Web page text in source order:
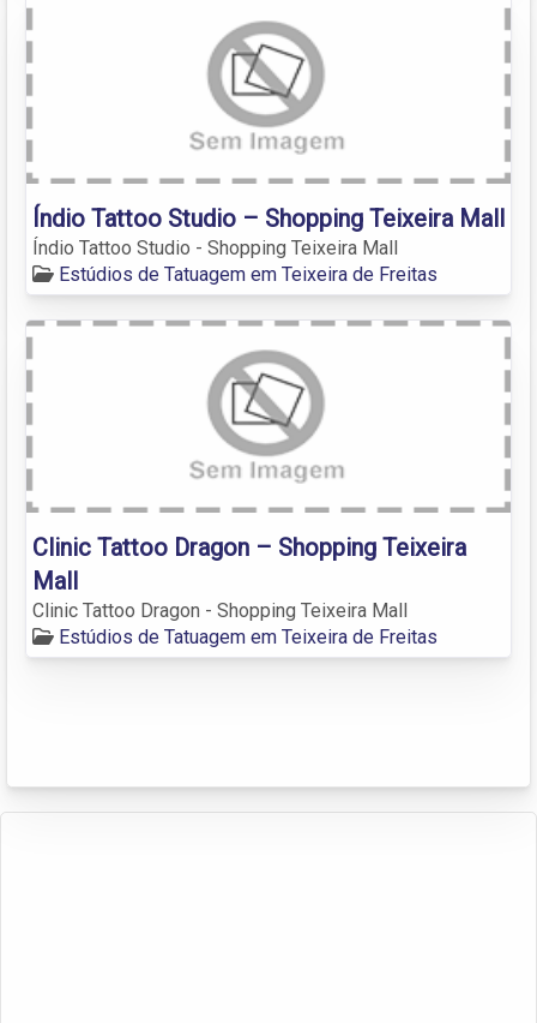
Índio Tattoo Studio – Shopping Teixeira Mall
Índio Tattoo Studio - Shopping Teixeira Mall
Estúdios de Tatuagem em Teixeira de Freitas
Clinic Tattoo Dragon – Shopping Teixeira
Mall
Clinic Tattoo Dragon - Shopping Teixeira Mall
Estúdios de Tatuagem em Teixeira de Freitas